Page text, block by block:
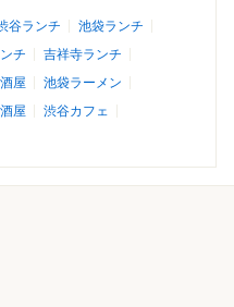
谷ランチ
池袋ランチ
チ
吉祥寺ランチ
屋
池袋ラーメン
屋
渋谷カフェ